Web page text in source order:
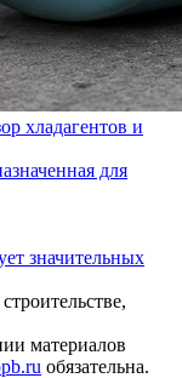
хладагентов и
для
значительных
материалов
обязательна.